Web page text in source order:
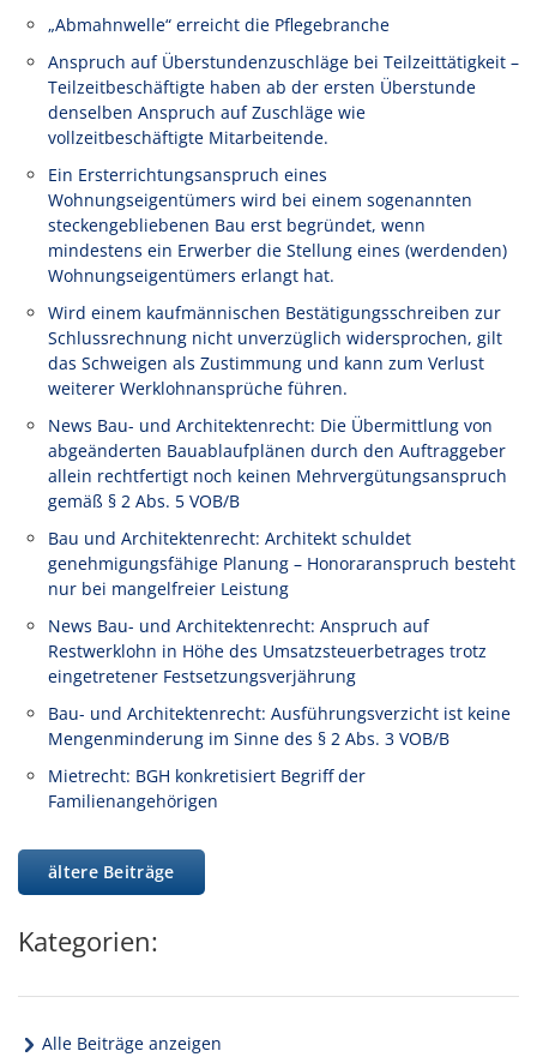
„Abmahnwelle“ erreicht die Pflegebranche
Anspruch auf Überstundenzuschläge bei Teilzeittätigkeit –
Teilzeitbeschäftigte haben ab der ersten Überstunde
denselben Anspruch auf Zuschläge wie
vollzeitbeschäftigte Mitarbeitende.
Ein Ersterrichtungsanspruch eines
Wohnungseigentümers wird bei einem sogenannten
steckengebliebenen Bau erst begründet, wenn
mindestens ein Erwerber die Stellung eines (werdenden)
Wohnungseigentümers erlangt hat.
Wird einem kaufmännischen Bestätigungsschreiben zur
Schlussrechnung nicht unverzüglich widersprochen, gilt
das Schweigen als Zustimmung und kann zum Verlust
weiterer Werklohnansprüche führen.
News Bau- und Architektenrecht: Die Übermittlung von
abgeänderten Bauablaufplänen durch den Auftraggeber
allein rechtfertigt noch keinen Mehrvergütungsanspruch
gemäß § 2 Abs. 5 VOB/B
Bau und Architektenrecht: Architekt schuldet
genehmigungsfähige Planung – Honoraranspruch besteht
nur bei mangelfreier Leistung
News Bau- und Architektenrecht: Anspruch auf
Restwerklohn in Höhe des Umsatzsteuerbetrages trotz
eingetretener Festsetzungsverjährung
Bau- und Architektenrecht: Ausführungsverzicht ist keine
Mengenminderung im Sinne des § 2 Abs. 3 VOB/B
Mietrecht: BGH konkretisiert Begriff der
Familienangehörigen
ältere Beiträge
Kategorien:
Alle Beiträge anzeigen